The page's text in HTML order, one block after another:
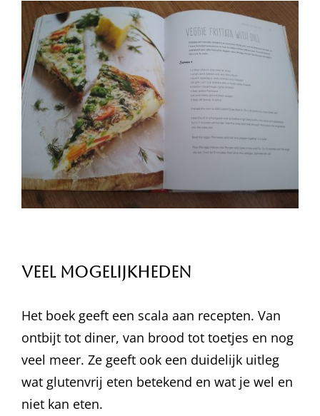
Veel mogelijkheden
Het boek geeft een scala aan recepten. Van
ontbijt tot diner, van brood tot toetjes en nog
veel meer. Ze geeft ook een duidelijk uitleg
wat glutenvrij eten betekend en wat je wel en
niet kan eten.